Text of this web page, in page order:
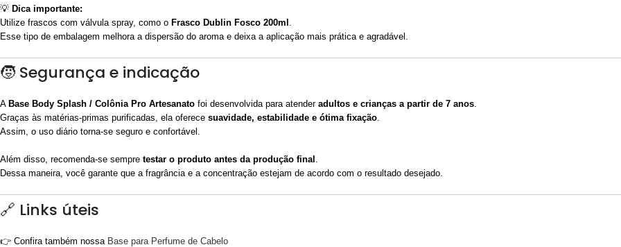
💡 Dica importante:
Utilize frascos com válvula spray, como o Frasco Dublin Fosco 200ml
Esse tipo de embalagem melhora a dispersão do aroma e deixa a aplicação mais prática e agradável.
🧒 Segurança e indicação
A Base Body Splash / Colônia Pro Artesanato foi desenvolvida para atender adultos e crianças a partir de 7 anos.
Graças às matérias-primas purificadas, ela oferece suavidade, estabilidade e ótima fixação.
Assim, o uso diário torna-se seguro e confortável.
Além disso, recomenda-se sempre testar o produto antes da produção final .
Dessa maneira, você garante que a fragrância e a concentração estejam de acordo com o resultado desejado.
🔗 Links úteis
👉 Confira também nossa Base para Perfume de Cabelo